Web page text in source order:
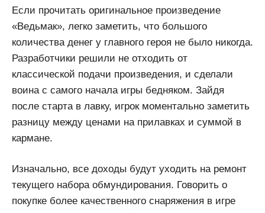
Если прочитать оригинальное произведение
«Ведьмак», легко заметить, что большого
количества денег у главного героя не было никогда.
Разработчики решили не отходить от
классической подачи произведения, и сделали
воина с самого начала игры бедняком. Зайдя
после старта в лавку, игрок моментально заметить
разницу между ценами на прилавках и суммой в
кармане.
Изначально, все доходы будут уходить на ремонт
текущего набора обмундирования. Говорить о
покупке более качественного снаряжения в игре